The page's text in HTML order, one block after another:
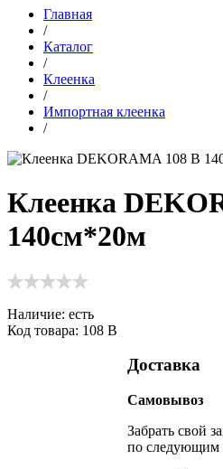
Главная
/
Каталог
/
Клеенка
/
Импортная клеенка
/
Клеенка
140см*20м
Наличие: есть
Код товара: 108 В
Доставка
Самовывоз
Забрать свой
по следующим